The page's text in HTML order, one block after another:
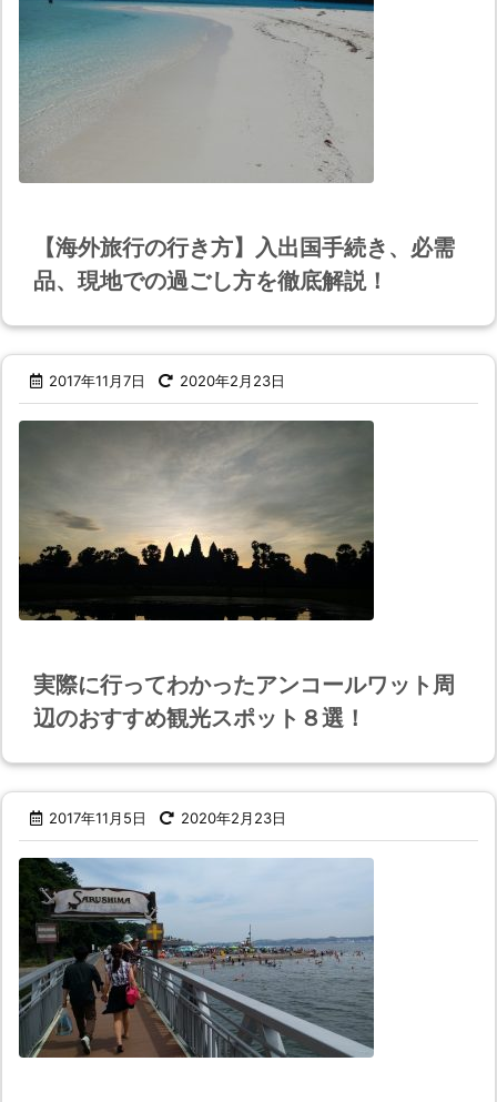
【海外旅行の行き方】入出国手続き、必需
品、現地での過ごし方を徹底解説！
2017年11月7日 2020年2月23日
実際に行ってわかったアンコールワット周
辺のおすすめ観光スポット８選！
2017年11月5日 2020年2月23日